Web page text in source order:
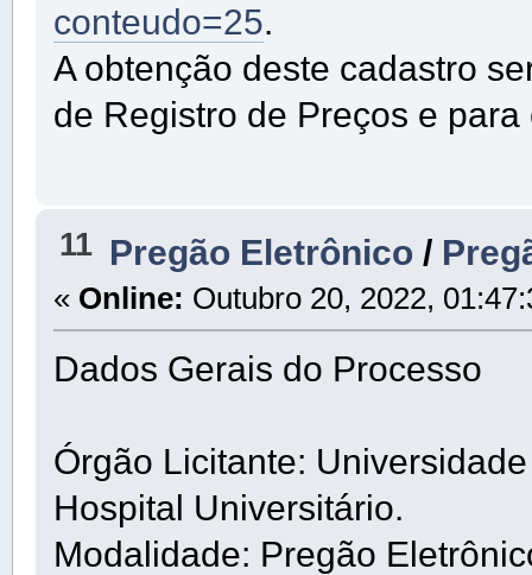
conteudo=25.
A obtenção deste cadastro
de Registro de Preços e
11 Pregão Eletrônico /
« Online: Outubro 20, 2022,
Dados Gerais do Processo
Órgão Licitante:
Hospital Universitário.
Modalidade: Pregão